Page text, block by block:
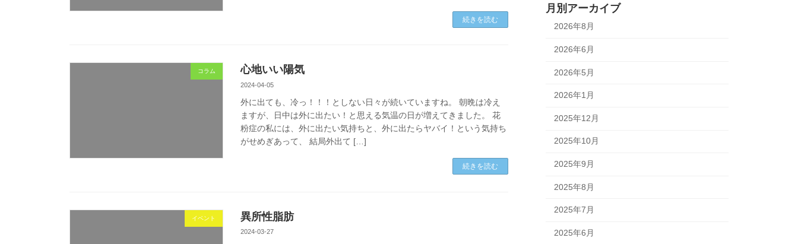
続きを読む
コラム 心地いい陽気
2024-04-05
外に出ても、冷っ！！！としない日々が続いていますね。 朝晩は冷え
ますが、日中は外に出たい！と思える気温の日が増えてきました。 花
粉症の私には、外に出たい気持ちと、外に出たらヤバイ！という気持ち
がせめぎあって、 結局外出て […]
続きを読む
イベント 異所性脂肪
2024-03-27
月別アーカイブ
2026年8月
2026年6月
2026年5月
2026年1月
2025年12月
2025年10月
2025年9月
2025年8月
2025年7月
2025年6月